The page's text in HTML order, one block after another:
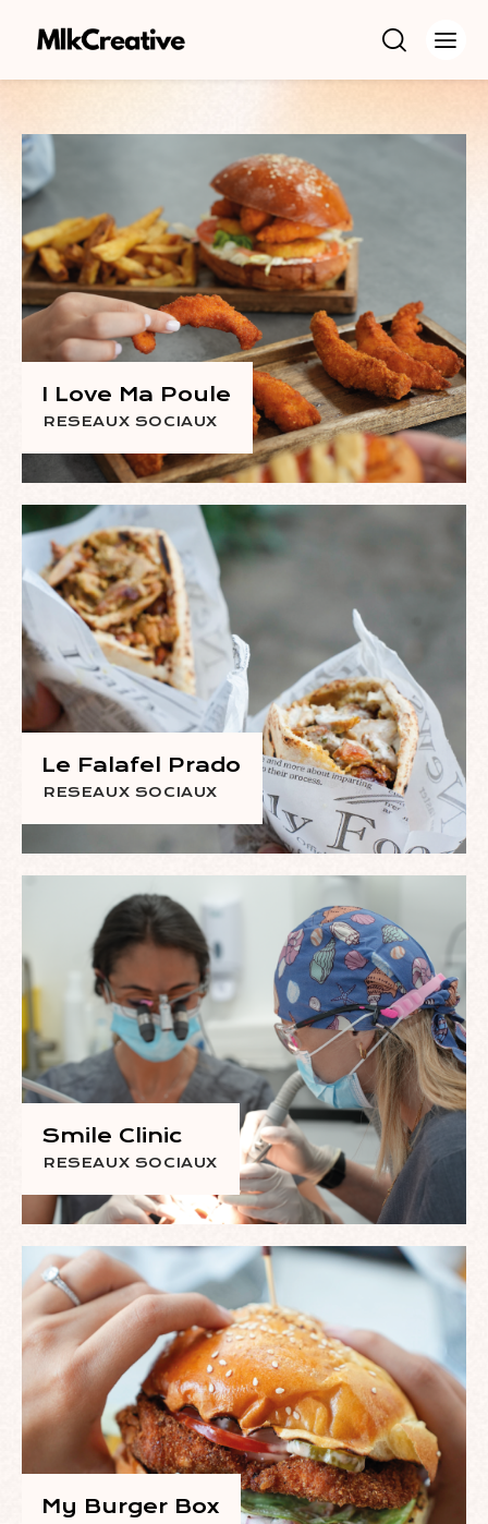
I Love Ma Poule
RESEAUX SOCIAUX
Le Falafel Prado
RESEAUX SOCIAUX
Smile Clinic
RESEAUX SOCIAUX
My Burger Box